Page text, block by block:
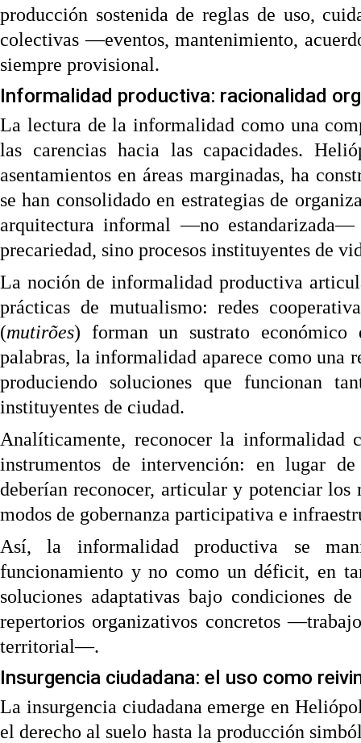
producción sostenida de reglas de uso,
colectivas —eventos, mantenimiento,
siempre provisional.
Informalidad productiva: racionalidad
La lectura de la informalidad como una
las carencias hacia las capacidades.
asentamientos en áreas marginadas, ha
se han consolidado en estrategias de
arquitectura informal —no
precariedad, sino procesos instituyentes de
La noción de informalidad productiva
prácticas de mutualismo: redes
(mutirões) forman un sustrato económico
palabras, la informalidad aparece como una
produciendo soluciones que funcionan
instituyentes de ciudad.
Analíticamente, reconocer la informalidad
instrumentos de intervención: en lugar
deberían reconocer, articular y potenciar
modos de gobernanza participativa e
Así, la informalidad productiva se
funcionamiento y no como un déficit, en
soluciones adaptativas bajo condiciones
repertorios organizativos concretos
territorial—.
Insurgencia ciudadana: el uso como
La insurgencia ciudadana emerge en
el derecho al suelo hasta la producción